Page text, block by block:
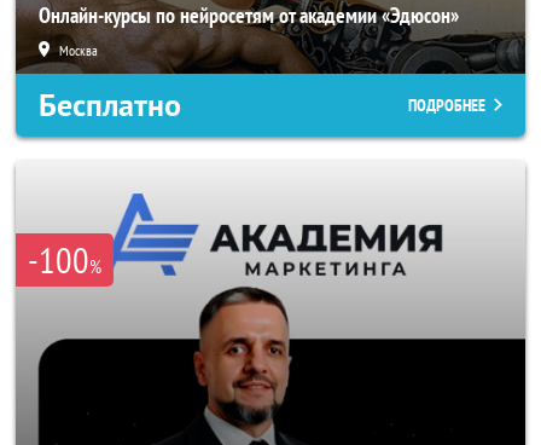
Онлайн-курсы по нейросетям от академии «Эдюсон»
Москва
Бесплатно ПОДРОБНЕЕ
-100%